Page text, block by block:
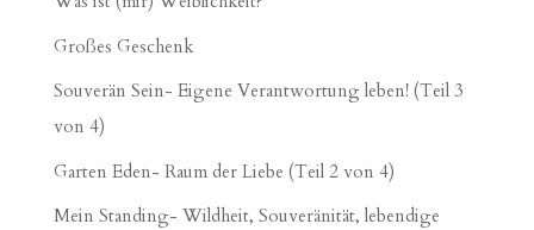
Großes Geschenk
Souverän Sein- Eigene Verantwortung leben! (Teil 3
von 4)
Garten Eden- Raum der Liebe (Teil 2 von 4)
Mein Standing- Wildheit, Souveränität, lebendige